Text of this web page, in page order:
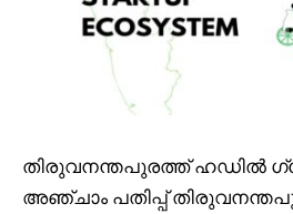
തിരുവനന്തപുരത്ത് ഹഡിൽ
അഞ്ചാം പതിപ്പ്